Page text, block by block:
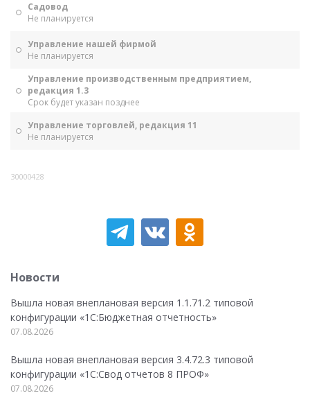
Садовод
Не планируется
Управление нашей фирмой
Не планируется
Управление производственным предприятием,
редакция 1.3
Срок будет указан позднее
Управление торговлей, редакция 11
Не планируется
30000428
Новости
Вышла новая внеплановая версия 1.1.71.2 типовой
конфигурации «1C:Бюджетная отчетность»
07.08.2026
Вышла новая внеплановая версия 3.4.72.3 типовой
конфигурации «1C:Свод отчетов 8 ПРОФ»
07.08.2026